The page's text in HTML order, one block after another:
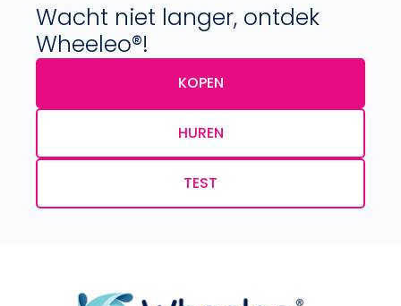
Wacht niet langer, ontdek
Wheeleo®!
KOPEN
HUREN
TEST